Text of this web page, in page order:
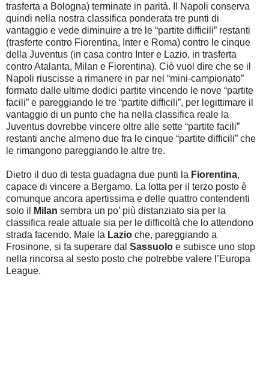
trasferta a Bologna) terminate in parità. Il Napoli conserva
quindi nella nostra classifica ponderata tre punti di
vantaggio e vede diminuire a tre le “partite difficili” restanti
(trasferte contro Fiorentina, Inter e Roma) contro le cinque
della Juventus (in casa contro Inter e Lazio, in trasferta
contro Atalanta, Milan e Fiorentina). Ciò vuol dire che se il
Napoli riuscisse a rimanere in par nel “mini-campionato”
formato dalle ultime dodici partite vincendo le nove “partite
facili” e pareggiando le tre “partite difficili”, per legittimare il
vantaggio di un punto che ha nella classifica reale la
Juventus dovrebbe vincere oltre alle sette “partite facili”
restanti anche almeno due fra le cinque “partite difficili” che
le rimangono pareggiando le altre tre.
Dietro il duo di testa guadagna due punti la Fiorentina,
capace di vincere a Bergamo. La lotta per il terzo posto è
comunque ancora apertissima e delle quattro contendenti
solo il
Milan sembra un po’ più distanziato sia per la
classifica reale attuale sia per le difficoltà che lo attendono
strada facendo. Male la Lazio che, pareggiando a
Frosinone, si fa superare dal Sassuolo e subisce uno stop
nella rincorsa al sesto posto che potrebbe valere l’Europa
League.